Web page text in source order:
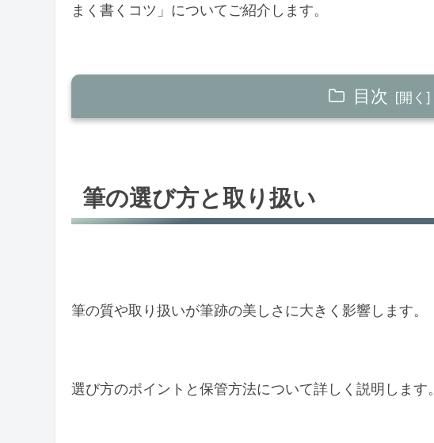
まく書くコツ」についてご紹介します。
目次
筆の保管と手入れ
模写練習のすすめ
インクの種類と選び方
筆の選び方と取り扱い
筆の質や取り扱いが筆跡の美しさに大きく影響します。
選び方のポイントと保管方法について詳しく説明します。